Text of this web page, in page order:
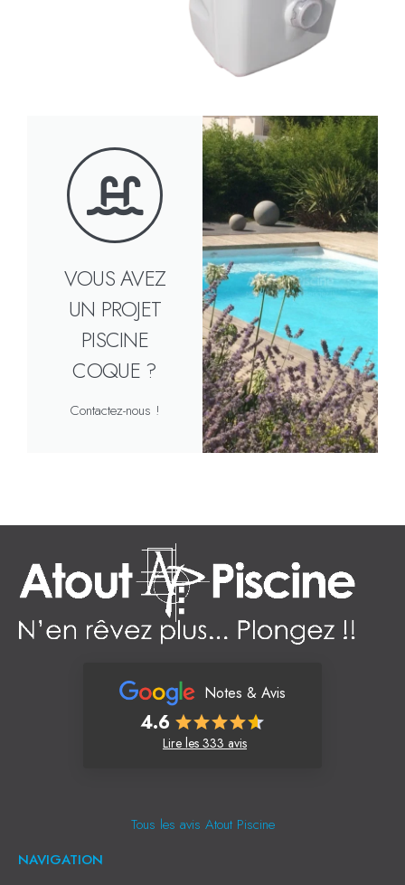
VOUS AVEZ
UN PROJET
PISCINE
COQUE ?
Contactez-nous !
Notes & Avis
4.6
Lire les 333 avis
Tous les avis Atout Piscine
NAVIGATION